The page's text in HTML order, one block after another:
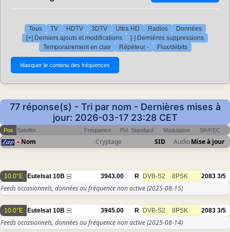
Tous TV HDTV 3DTV Ultra HD Radios
Données
[+] Derniers ajouts et modifications
[-] Dernières suppressions
Temporairement en clair
Répéteur - Flux/débits
77 réponse(s) - Tri par nom - Dernières mises à
jour: 2026-03-17 23:28 CET
Pos Satellite Fréquence Pol Standard Modulation SR/FEC
Nom Cryptage SID AudioMise à jour
10.0°E Eutelsat 10B 3943.00 R DVB-S2 8PSK 2083 3/5
Feeds occasionnels, données ou fréquence non active(2025-08-15)
10.0°E Eutelsat 10B 3945.00 R DVB-S2 8PSK 2083 3/5
Feeds occasionnels, données ou fréquence non active(2025-08-14)